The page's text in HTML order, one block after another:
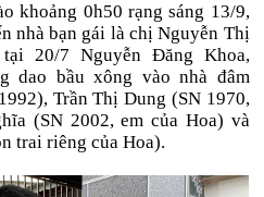
khoảng 0h50 rạng sáng 13/9,
nhà bạn gái là chị Nguyễn Thị
20/7 Nguyễn Đăng Khoa,
dao bầu xông vào nhà đâm
Trần Thị Dung (SN 1970,
(SN 2002, em của Hoa) và
trai riêng của Hoa).